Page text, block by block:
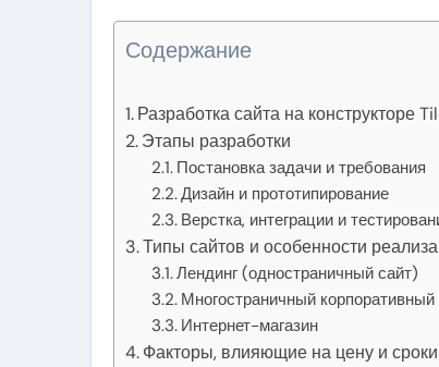
Содержание
Разработка сайта на конструкторе
Этапы разработки
Постановка задачи и требования
Дизайн и прототипирование
Верстка, интеграции и
Типы сайтов и особенности
Лендинг (одностраничный сайт)
Многостраничный корпоративный
Интернет-магазин
Факторы, влияющие на цену и сроки